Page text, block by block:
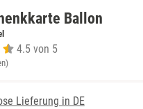
Ballon
4.5 von 5
Lieferung in DE
Seenplatte